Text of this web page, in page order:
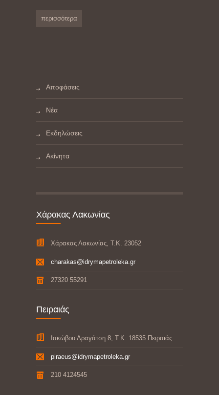
περισσότερα
Αποφάσεις
Νέα
Εκδηλώσεις
Ακίνητα
Χάρακας Λακωνίας
Χάρακας Λακωνίας, Τ.Κ. 23052
charakas@idrymapetroleka.gr
27320 55291
Πειραιάς
Ιακώβου Δραγάτση 8, Τ.Κ. 18535 Πειραιάς
piraeus@idrymapetroleka.gr
210 4124545